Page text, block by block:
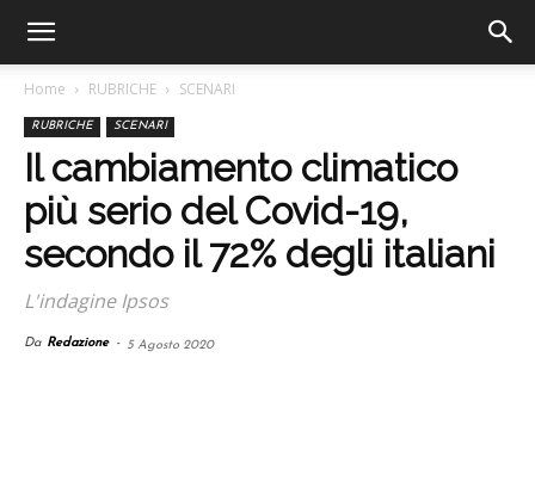
Home RUBRICHE SCENARI
RUBRICHE SCENARI
Il cambiamento climatico
più serio del Covid-19,
secondo il 72% degli italiani
L'indagine Ipsos
Da Redazione - 5 Agosto 2020